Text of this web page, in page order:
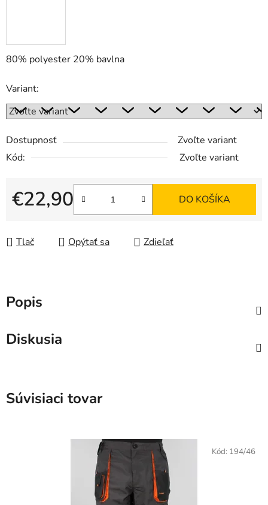
80% polyester 20% bavlna
Variant:
Dostupnosť
Zvoľte variant
Kód:
Zvoľte variant
€22,90
Jednotková cena:
DO KOŠÍKA
Tlač Opýtať sa Zdieľať
Popis
Diskusia
Súvisiaci tovar
Kód: 194/46